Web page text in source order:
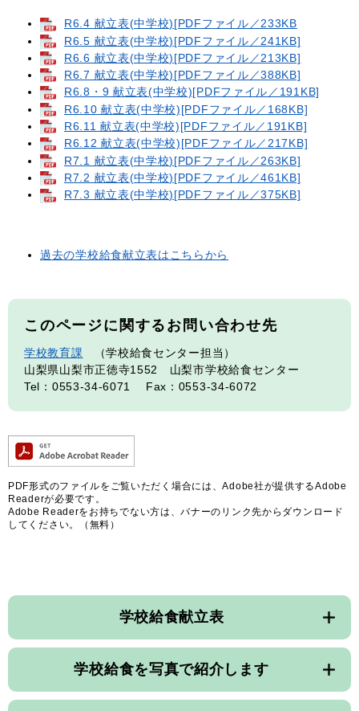
R6.4 献立表(中学校)[PDFファイル／233KB
R6.5 献立表(中学校)[PDFファイル／241KB]
R6.6 献立表(中学校)[PDFファイル／213KB]
R6.7 献立表(中学校)[PDFファイル／388KB]
R6.8・9 献立表(中学校)[PDFファイル／191KB]
R6.10 献立表(中学校)[PDFファイル／168KB]
R6.11 献立表(中学校)[PDFファイル／191KB]
R6.12 献立表(中学校)[PDFファイル／217KB]
R7.1 献立表(中学校)[PDFファイル／263KB]
R7.2 献立表(中学校)[PDFファイル／461KB]
R7.3 献立表(中学校)[PDFファイル／375KB]
過去の学校給食献立表はこちらから
このページに関するお問い合わせ先
学校教育課
学校給食センター担当
山梨県山梨市正徳寺1552 山梨市学校給食センター
Tel：0553-34-6071
Fax：0553-34-6072
PDF形式のファイルをご覧いただく場合には、Adobe社が提供するAdobe
Readerが必要です。
Adobe Readerをお持ちでない方は、バナーのリンク先からダウンロード
してください。（無料）
学校給食献立表
学校給食を写真で紹介します